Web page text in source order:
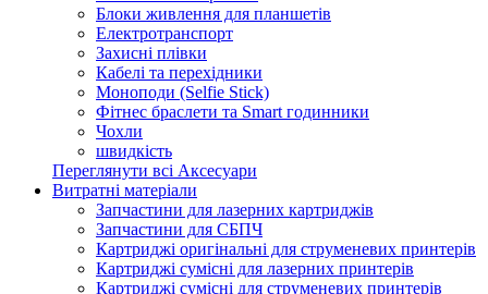
Блоки живлення для планшетів
Електротранспорт
Захисні плівки
Кабелі та перехідники
Моноподи (Selfie Stick)
Фітнес браслети та Smart годинники
Чохли
швидкість
Переглянути всі Аксесуари
Витратні матеріали
Запчастини для лазерних картриджів
Запчастини для СБПЧ
Картриджі оригінальні для струменевих принтерів
Картриджі сумісні для лазерних принтерів
Картриджі сумісні для струменевих принтерів